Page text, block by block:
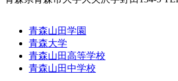
青森山田学園
青森大学
青森山田高等学校
青森山田中学校